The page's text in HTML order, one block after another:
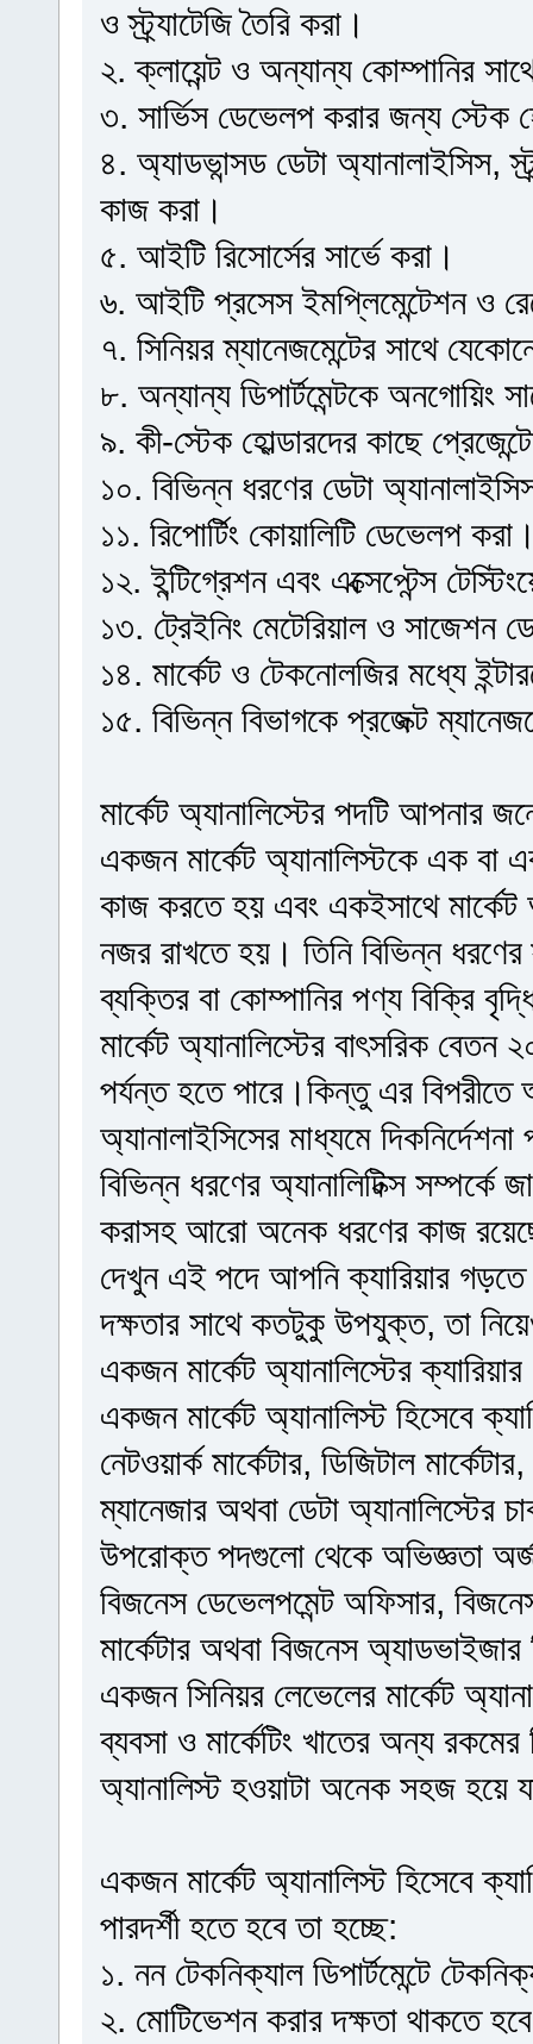
ও স্ট্র্যাটেজি তৈরি করা।
২. ক্লায়েন্ট ও অন্যান্য কোম্পানির
৩. সার্ভিস ডেভেলপ করার জন্য স্টেক
৪. অ্যাডভান্সড ডেটা অ্যানালাইসিস,
কাজ করা।
৫. আইটি রিসোর্সের সার্ভে করা।
৬. আইটি প্রসেস ইমপ্লিমেন্টেশন ও
৭. সিনিয়র ম্যানেজমেন্টের সাথে
৮. অন্যান্য ডিপার্টমেন্টকে অনগোয়িং
৯. কী-স্টেক হোল্ডারদের কাছে
১০. বিভিন্ন ধরণের ডেটা
১১. রিপোর্টিং কোয়ালিটি ডেভেলপ
১২. ইন্টিগ্রেশন এবং এক্সেপ্টেন্স
১৩. ট্রেইনিং মেটেরিয়াল ও সাজেশন
১৪. মার্কেট ও টেকনোলজির মধ্যে
১৫. বিভিন্ন বিভাগকে প্রজেক্ট
মার্কেট অ্যানালিস্টের পদটি আপনার
একজন মার্কেট অ্যানালিস্টকে এক বা
কাজ করতে হয় এবং একইসাথে মার্কেট
নজর রাখতে হয়। তিনি বিভিন্ন ধরণের
ব্যক্তির বা কোম্পানির পণ্য বিক্রি
মার্কেট অ্যানালিস্টের বাৎসরিক
পর্যন্ত হতে পারে।কিন্তু এর
অ্যানালাইসিসের মাধ্যমে
বিভিন্ন ধরণের অ্যানালিটিক্স সম্পর্কে
করাসহ আরো অনেক ধরণের কাজ
দেখুন এই পদে আপনি ক্যারিয়ার
দক্ষতার সাথে কতটুকু উপযুক্ত, তা
একজন মার্কেট অ্যানালিস্টের
একজন মার্কেট অ্যানালিস্ট হিসেবে
নেটওয়ার্ক মার্কেটার, ডিজিটাল
ম্যানেজার অথবা ডেটা অ্যানালিস্টের
উপরোক্ত পদগুলো থেকে অভিজ্ঞতা অর্জন
বিজনেস ডেভেলপমেন্ট অফিসার,
মার্কেটার অথবা বিজনেস
একজন সিনিয়র লেভেলের মার্কেট
ব্যবসা ও মার্কেটিং খাতের অন্য
অ্যানালিস্ট হওয়াটা অনেক সহজ হয়ে
একজন মার্কেট অ্যানালিস্ট হিসেবে
পারদর্শী হতে হবে তা হচ্ছে:
১. নন টেকনিক্যাল ডিপার্টমেন্টে
২. মোটিভেশন করার দক্ষতা থাকতে